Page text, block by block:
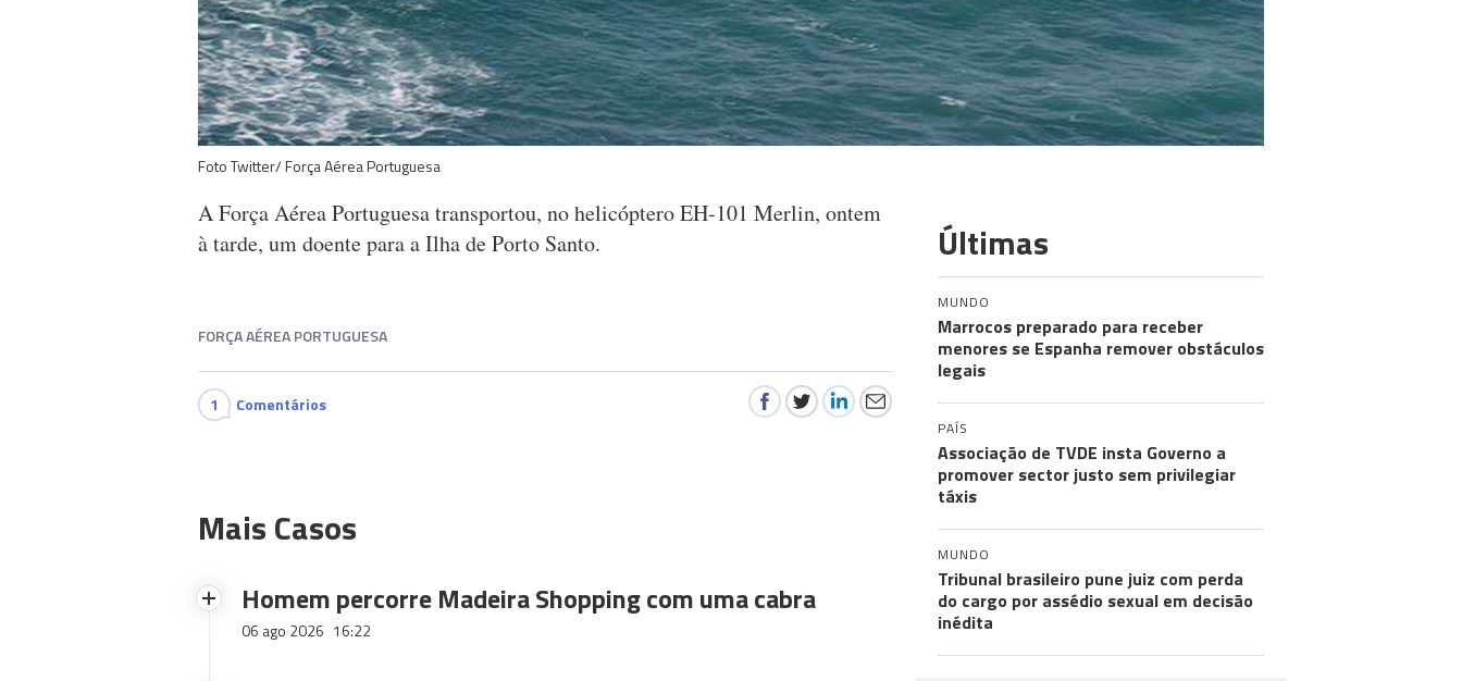
Foto Twitter/ Força Aérea Portuguesa
A Força Aérea Portuguesa transportou, no helicóptero EH-101 Merlin, ontem
à tarde, um doente para a Ilha de Porto Santo.
FORÇA AÉREA PORTUGUESA
1 Comentários
Mais Casos
Homem percorre Madeira Shopping com uma cabra
06 ago 2026 16:22
Últimas
MUNDO
Marrocos preparado para receber
menores se Espanha remover obstáculos
legais
PAÍS
Associação de TVDE insta Governo a
promover sector justo sem privilegiar
táxis
MUNDO
Tribunal brasileiro pune juiz com perda
do cargo por assédio sexual em decisão
inédita